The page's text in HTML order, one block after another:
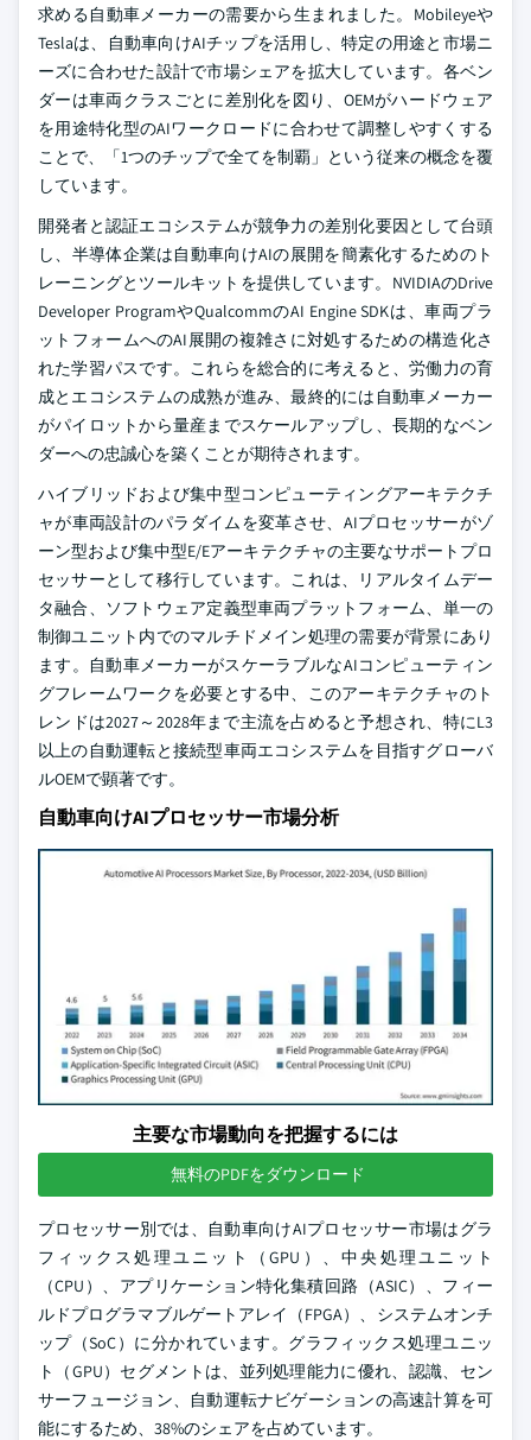
求める自動車メーカーの需要から生まれました。Mobileyeや
Teslaは、自動車向けAIチップを活用し、特定の用途と市場ニ
ーズに合わせた設計で市場シェアを拡大しています。各ベン
ダーは車両クラスごとに差別化を図り、OEMがハードウェア
を用途特化型のAIワークロードに合わせて調整しやすくする
ことで、「1つのチップで全てを制覇」という従来の概念を覆
しています。
開発者と認証エコシステムが競争力の差別化要因として台頭
し、半導体企業は自動車向けAIの展開を簡素化するためのト
レーニングとツールキットを提供しています。NVIDIAのDrive
Developer ProgramやQualcommのAI Engine SDKは、車両プラ
ットフォームへのAI展開の複雑さに対処するための構造化さ
れた学習パスです。これらを総合的に考えると、労働力の育
成とエコシステムの成熟が進み、最終的には自動車メーカー
がパイロットから量産までスケールアップし、長期的なベン
ダーへの忠誠心を築くことが期待されます。
ハイブリッドおよび集中型コンピューティングアーキテクチ
ャが車両設計のパラダイムを変革させ、AIプロセッサーがゾ
ーン型および集中型E/Eアーキテクチャの主要なサポートプロ
セッサーとして移行しています。これは、リアルタイムデー
タ融合、ソフトウェア定義型車両プラットフォーム、単一の
制御ユニット内でのマルチドメイン処理の需要が背景にあり
ます。自動車メーカーがスケーラブルなAIコンピューティン
グフレームワークを必要とする中、このアーキテクチャのト
レンドは2027～2028年まで主流を占めると予想され、特にL3
以上の自動運転と接続型車両エコシステムを目指すグローバ
ルOEMで顕著です。
自動車向けAIプロセッサー市場分析
主要な市場動向を把握するには
無料のPDFをダウンロード
プロセッサー別では、自動車向けAIプロセッサー市場はグラ
フィックス処理ユニット（GPU）、中央処理ユニット
（CPU）、アプリケーション特化集積回路（ASIC）、フィー
ルドプログラマブルゲートアレイ（FPGA）、システムオンチ
ップ（SoC）に分かれています。グラフィックス処理ユニッ
ト（GPU）セグメントは、並列処理能力に優れ、認識、セン
サーフュージョン、自動運転ナビゲーションの高速計算を可
能にするため、38%のシェアを占めています。